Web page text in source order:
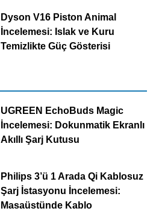
Dyson V16 Piston Animal
İncelemesi: Islak ve Kuru
Temizlikte Güç Gösterisi
UGREEN EchoBuds Magic
İncelemesi: Dokunmatik Ekranlı
Akıllı Şarj Kutusu
Philips 3’ü 1 Arada Qi Kablosuz
Şarj İstasyonu İncelemesi:
Masaüstünde Kablo